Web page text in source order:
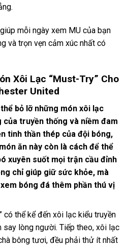
mỗi ngày xem MU của bạn
và trọn vẹn cảm xúc nhất có
Xôi Lạc “Must-Try” Cho
United
bỏ lỡ những món xôi lạc
truyền thống và niềm đam
tinh thần thép của đội bóng,
ăn này còn là cách để thể
xuyên suốt mọi trận cầu đỉnh
chỉ giúp giữ sức khỏe, mà
bóng đá thêm phần thú vị
có thể kể đến xôi lạc kiểu truyền
lòng người. Tiếp theo, xôi lạc
bông tươi, đều phải thử ít nhất